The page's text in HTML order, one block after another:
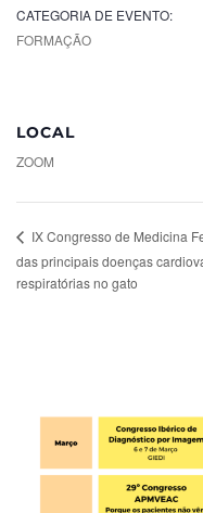
CATEGORIA DE EVENTO:
FORMAÇÃO
LOCAL
ZOOM
IX Congresso de Medicina
das principais doenças
respiratórias no gato